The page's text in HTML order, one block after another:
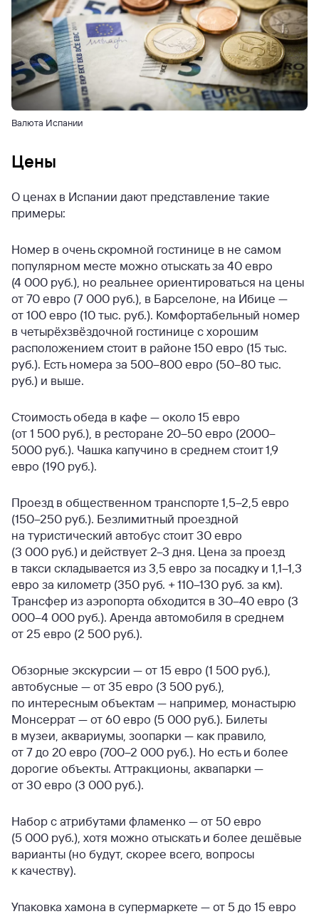
Валюта Испании
Цены
О ценах в Испании дают представление такие
примеры:
Номер в очень скромной гостинице в не самом
популярном месте можно отыскать за 40 евро
(4 000 руб.), но реальнее ориентироваться на цены
от 70 евро (7 000 руб.), в Барселоне, на Ибице —
от 100 евро (10 тыс. руб.). Комфортабельный номер
в четырёхзвёздочной гостинице с хорошим
расположением стоит в районе 150 евро (15 тыс.
руб.). Есть номера за 500–800 евро (50–80 тыс.
руб.) и выше.
Стоимость обеда в кафе — около 15 евро
(от 1 500 руб.), в ресторане 20–50 евро (2000–
5000 руб.). Чашка капучино в среднем стоит 1,9
евро (190 руб.).
Проезд в общественном транспорте 1,5–2,5 евро
(150–250 руб.). Безлимитный проездной
на туристический автобус стоит 30 евро
(3 000 руб.) и действует 2–3 дня. Цена за проезд
в такси складывается из 3,5 евро за посадку и 1,1–1,3
евро за километр (350 руб. + 110–130 руб. за км).
Трансфер из аэропорта обходится в 30–40 евро (3
000–4 000 руб.). Аренда автомобиля в среднем
от 25 евро (2 500 руб.).
Обзорные экскурсии — от 15 евро (1 500 руб.),
автобусные — от 35 евро (3 500 руб.),
по интересным объектам — например, монастырю
Монсеррат — от 60 евро (5 000 руб.). Билеты
в музеи, аквариумы, зоопарки — как правило,
от 7 до 20 евро (700–2 000 руб.). Но есть и более
дорогие объекты. Аттракционы, аквапарки —
от 30 евро (3 000 руб.).
Набор с атрибутами фламенко — от 50 евро
(5 000 руб.), хотя можно отыскать и более дешёвые
варианты (но будут, скорее всего, вопросы
к качеству).
Упаковка хамона в супермаркете — от 5 до 15 евро